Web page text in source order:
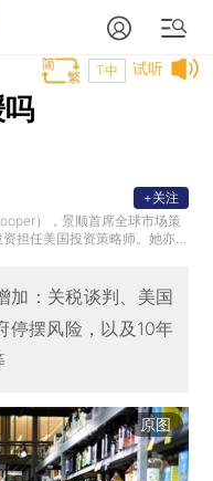
试听
T中
），景顺首席全球市场策
担任美国投资策略师。她亦
和特许财务顾问(ChFC)
+关注
加：关税谈判、美国
停摆风险，以及10年
原图